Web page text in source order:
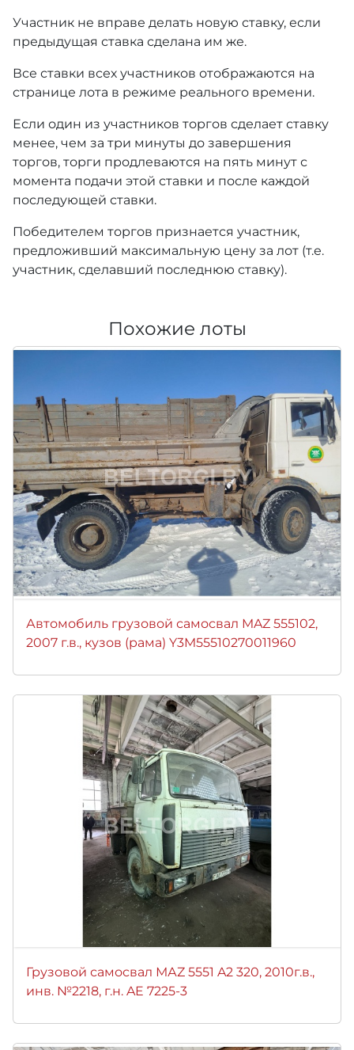
Участник не вправе делать новую ставку, если
предыдущая ставка сделана им же.
Все ставки всех участников отображаются на
странице лота в режиме реального времени.
Если один из участников торгов сделает ставку
менее, чем за три минуты до завершения
торгов, торги продлеваются на пять минут с
момента подачи этой ставки и после каждой
последующей ставки.
Победителем торгов признается участник,
предложивший максимальную цену за лот (т.е.
участник, сделавший последнюю ставку).
Похожие лоты
Автомобиль грузовой самосвал MAZ 555102,
2007 г.в., кузов (рама) Y3M55510270011960
Грузовой самосвал МАZ 5551 A2 320, 2010г.в.,
инв. №2218, г.н. AE 7225-3